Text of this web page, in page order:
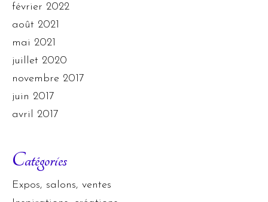
février 2022
août 2021
mai 2021
juillet 2020
novembre 2017
juin 2017
avril 2017
Catégories
Expos, salons, ventes